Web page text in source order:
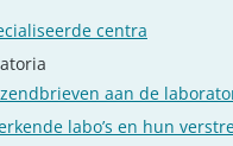
centra
aan de
labo’s en hun